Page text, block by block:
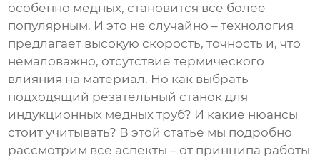
особенно медных, становится все более
популярным. И это не случайно – технология
предлагает высокую скорость, точность и, что
немаловажно, отсутствие термического
влияния на материал. Но как выбрать
подходящий резательный станок для
индукционных медных труб? И какие нюансы
стоит учитывать? В этой статье мы подробно
рассмотрим все аспекты – от принципа работы